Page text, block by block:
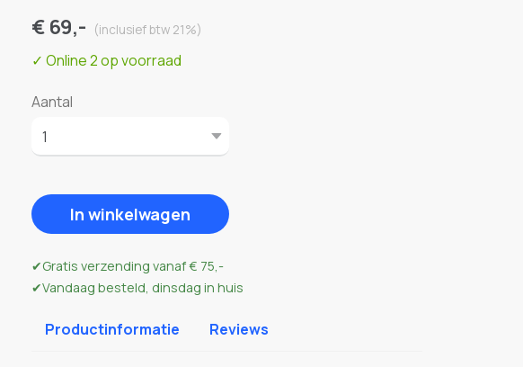
€ 69,- (inclusief btw 21%)
✓ Online 2 op voorraad
Aantal
In winkelwagen
Gratis verzending vanaf € 75,-
Vandaag besteld, dinsdag in huis
Productinformatie Reviews